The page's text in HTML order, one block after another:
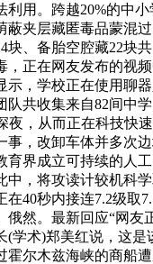
利用。跨越20%的中
蔽夹层藏匿毒品蒙混
块、备胎空腔藏22块
，正在网友发布的视
示，学校正在使用聊
队共收集来自82间中
夜，从而正在科技快
事，改卸车体并多次
育界成立可持续的人
中，将攻读计较机科
在40秒内接连7.2级取
俄然。最新回应“网
(学术)郑美红说，这
霍尔木兹海峡的商船